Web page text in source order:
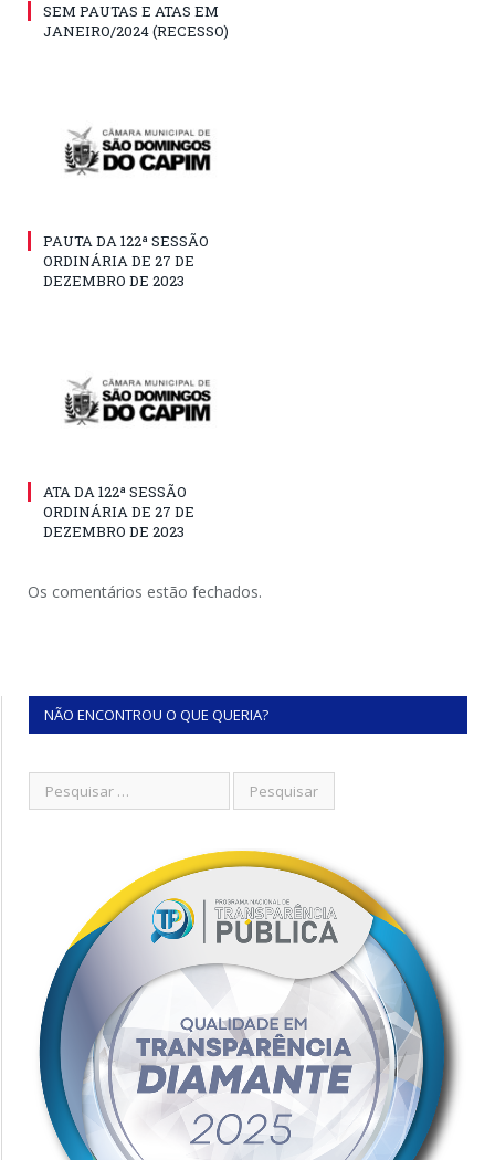
SEM PAUTAS E ATAS EM
JANEIRO/2024 (RECESSO)
PAUTA DA 122ª SESSÃO
ORDINÁRIA DE 27 DE
DEZEMBRO DE 2023
ATA DA 122ª SESSÃO
ORDINÁRIA DE 27 DE
DEZEMBRO DE 2023
Os comentários estão fechados.
NÃO ENCONTROU O QUE QUERIA?